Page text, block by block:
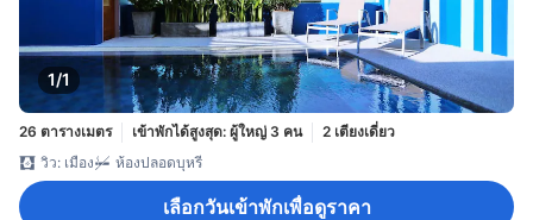
1/1
26 ตารางเมตร เข้าพักได้สูงสุด: ผู้ใหญ่ 3 คน
2 เตียงเดี่ยว
วิว: เมือง
ห้องปลอดบุหรี่
เลือกวันเข้าพักเพื่อดูราคา